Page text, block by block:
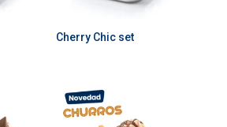
Cherry Chic set